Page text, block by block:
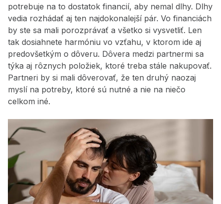
potrebuje na to dostatok financií, aby nemal dlhy. Dlhy
vedia rozhádať aj ten najdokonalejší pár. Vo financiách
by ste sa mali porozprávať a všetko si vysvetliť. Len
tak dosiahnete harmóniu vo vzťahu, v ktorom ide aj
predovšetkým o dôveru. Dôvera medzi partnermi sa
týka aj rôznych položiek, ktoré treba stále nakupovať.
Partneri by si mali dôverovať, že ten druhý naozaj
myslí na potreby, ktoré sú nutné a nie na niečo
celkom iné.